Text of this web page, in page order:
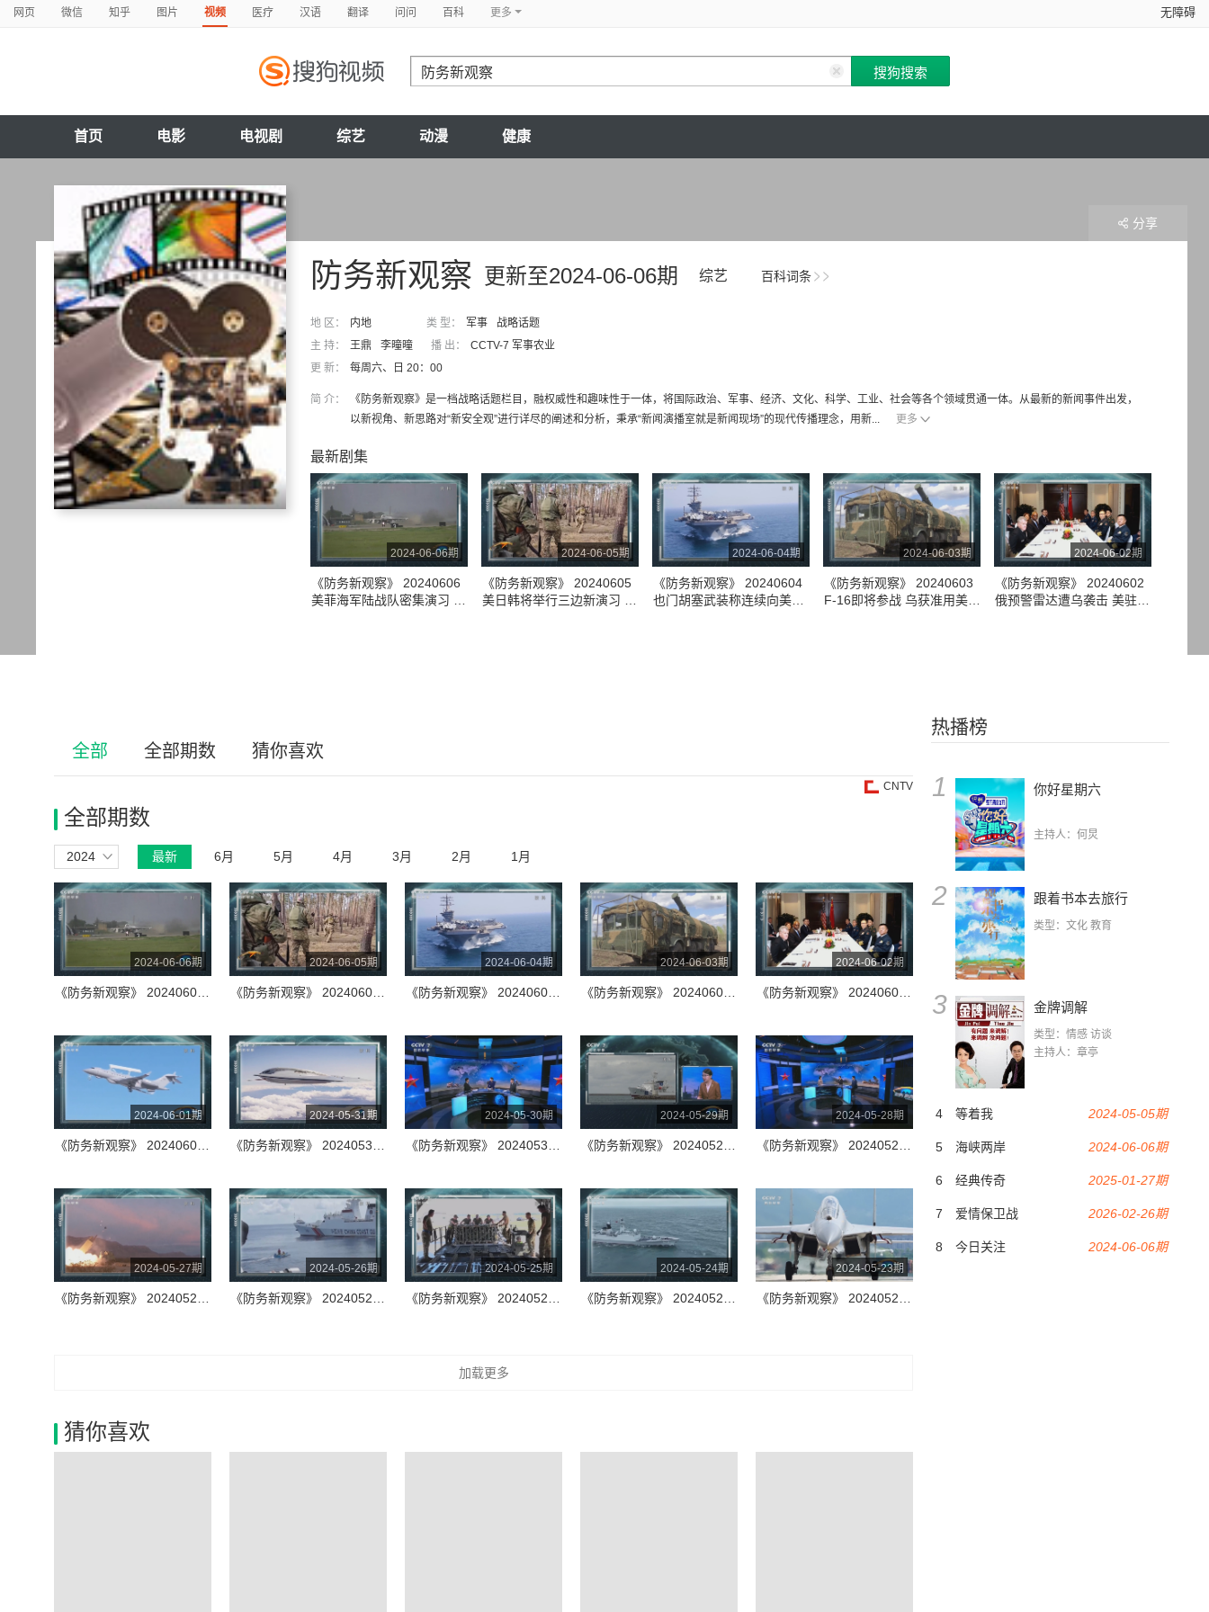
网页 微信 知乎 图片 视频 医疗 汉语 翻译 问问 百科 更多 无障碍
首页 电影 电视剧 综艺 动漫 健康
百科词条
更新至2024-06-06期 综艺
防务新观察
地 区： 内地 类 型： 军事
战略话题
主 持：
王鼎 李曈曈 播 出：
CCTV-7 军事农业
更 新：
每周六、日 20：00
简 介：
《防务新观察》是一档战略话题栏目，融权威性和趣味性于一体，将国际政治、军事、经济、文化、科学、工业、社会等各个领域贯通一体。从最新的新闻事件出发，
以新视角、新思路对“新安全观”进行详尽的阐述和分析，秉承“新闻演播室就是新闻现场”的现代传播理念，用新...
更多
分享
最新剧集
2024-06-06期
《防务新观察》 20240606
美菲海军陆战队密集演习 美
2024-06-05期
《防务新观察》 20240605
美日韩将举行三边新演习 俄
2024-06-04期
《防务新观察》 20240604
也门胡塞武装称连续向美航
2024-06-03期
《防务新观察》 20240603
F-16即将参战 乌获准用美制
2024-06-02期
《防务新观察》 20240602
俄预警雷达遭乌袭击 美驻日
热播榜
1 你好星期六
主持人：何炅
2 跟着书本去旅行
类型：文化 教育
3 金牌调解
类型：情感 访谈
主持人：章亭
2024-05-05期
4 等着我
2024-06-06期
5 海峡两岸
2025-01-27期
6 经典传奇
2026-02-26期
7 爱情保卫战
2024-06-06期
8 今日关注
全部 全部期数 猜你喜欢
全部期数
CNTV
2024 最新 6月 5月 4月 3月 2月 1月
2024-06-06期 2024-06-05期 2024-06-04期 2024-06-03期 2024-06-02期
2024-06-01期 2024-05-31期 2024-05-30期 2024-05-29期 2024-05-28期
2024-05-27期 2024-05-26期 2024-05-25期 2024-05-24期 2024-05-23期
加载更多
猜你喜欢